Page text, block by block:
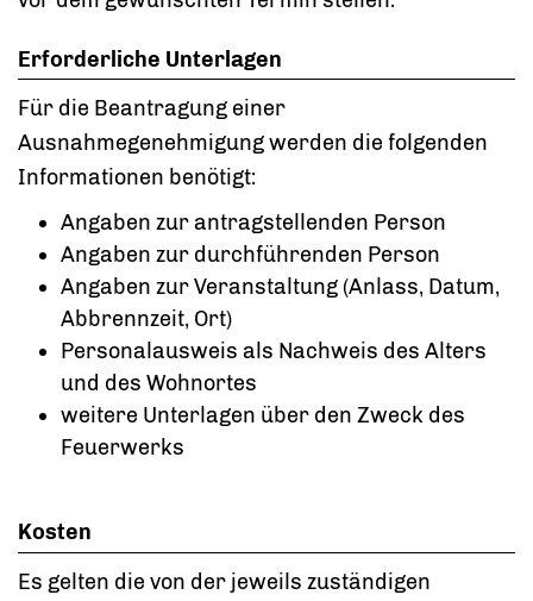
Erforderliche Unterlagen
Für die Beantragung einer
Ausnahmegenehmigung werden die folgenden
Informationen benötigt:
Angaben zur antragstellenden Person
Angaben zur durchführenden Person
Angaben zur Veranstaltung (Anlass, Datum,
Abbrennzeit, Ort)
Personalausweis als Nachweis des Alters
und des Wohnortes
weitere Unterlagen über den Zweck des
Feuerwerks
Kosten
Es gelten die von der jeweils zuständigen